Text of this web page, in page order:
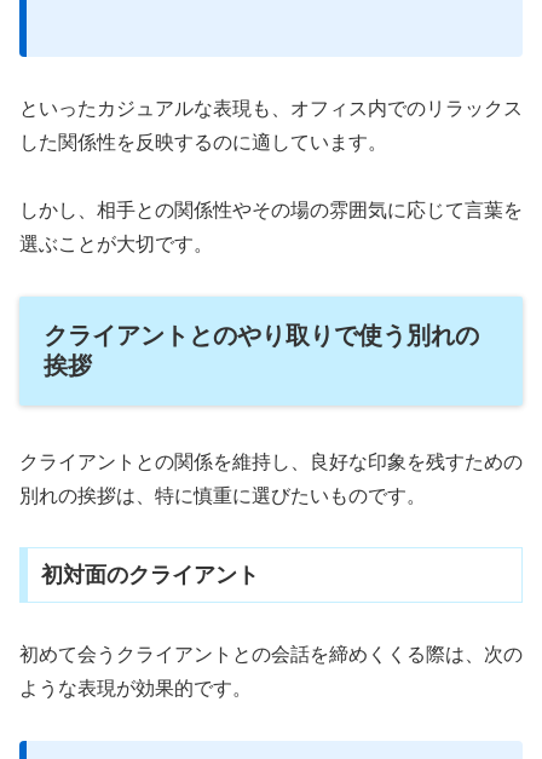
といったカジュアルな表現も、オフィス内でのリラックス
した関係性を反映するのに適しています。
しかし、相手との関係性やその場の雰囲気に応じて言葉を
選ぶことが大切です。
クライアントとのやり取りで使う別れの
挨拶
クライアントとの関係を維持し、良好な印象を残すための
別れの挨拶は、特に慎重に選びたいものです。
初対面のクライアント
初めて会うクライアントとの会話を締めくくる際は、次の
ような表現が効果的です。